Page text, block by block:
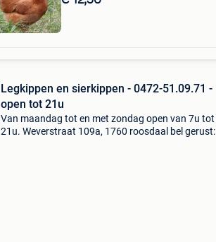
Legkippen en sierkippen - 0472-51.09.71 -
open tot 21u
Van maandag tot en met zondag open van 7u tot
21u. Weverstraat 109a, 1760 roosdaal bel gerust: